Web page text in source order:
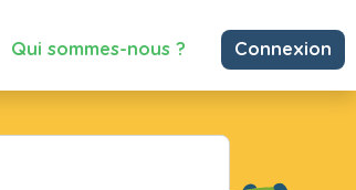
Qui sommes-nous ? Connexion